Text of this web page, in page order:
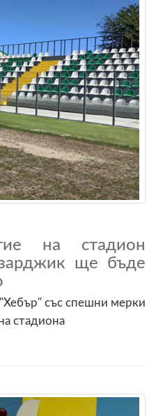
на стадион
ще бъде
със спешни мерки
стадиона